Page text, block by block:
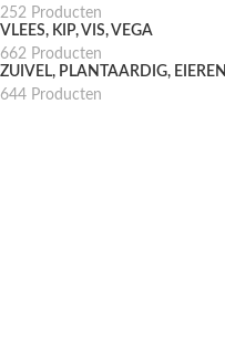
252 Producten
VLEES, KIP, VIS, VEGA
662 Producten
ZUIVEL, PLANTAARDIG, EIEREN
644 Producten